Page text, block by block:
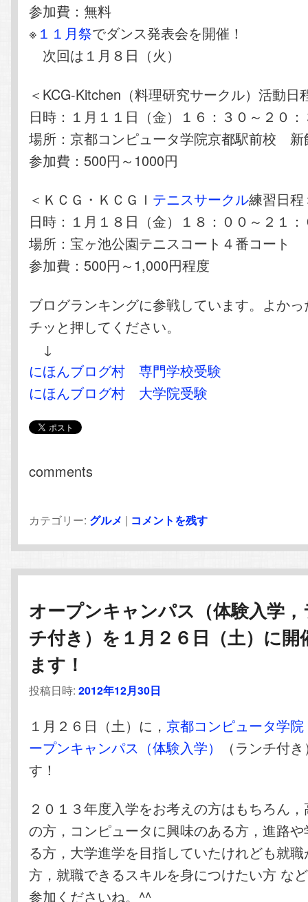
参加費：無料
※ １１月祭でダンス発表会を開催！
次回は１月８日（火）
＜KCG-Kitchen（料理研究サークル）活動日
日時：１月１１日（金）１６：３０～２０
場所：京都コンピュータ学院京都駅前校 新
参加費：500円～1000円
＜ＫＣＧ・ＫＣＧＩ テニスサークル練習日程
日時：１月１８日（金）１８：００～２１
場所：宝ヶ池公園テニスコート４番コート
参加費：500円～1,000円程度
ブログランキングに参戦しています。よか
チッと押してください。
↓
にほんブログ村 専門学校受験
にほんブログ村 大学院受験
comments
カテゴリー: グルメ | コメントを残す
オープンキャンパス（体験入学
チ付き）を１月２６日（土）に開
ます！
投稿日時:2012年12月30日
１月２６日（土）に， 京都コンピュータ学
ープンキャンパス（体験入学）
（ランチ付
す！
２０１３年度入学をお考えの方はもちろん
の方，コンピュータに興味のある方，進路
る方，大学進学を目指していたけれども就
方，就職できるスキルを身につけたい方 な
参加くださいね。^^